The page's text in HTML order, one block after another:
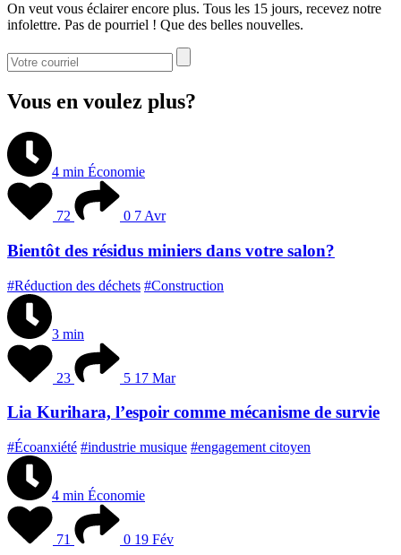
On veut vous éclairer encore plus. Tous les 15 jours, recevez notre
infolettre. Pas de pourriel ! Que des belles nouvelles.
Vous en voulez plus?
4 min Économie
72 0 7 Avr
Bientôt des résidus miniers dans votre salon?
#Réduction des déchets #Construction
3 min
23 5 17 Mar
Lia Kurihara, l’espoir comme mécanisme de survie
#Écoanxiété #industrie musique #engagement citoyen
4 min Économie
71 0 19 Fév